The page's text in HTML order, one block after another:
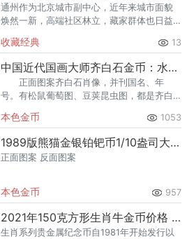
通州作为北京城市副中心，近年来城市面貌
焕然一新，高端社区林立，藏家群体也日益
爱琴海购物公园，从行政办公区到运河商务
区，关注钱币收藏的人越来越多
收藏经典 13
中国近代国画大师齐白石金币：水果、篮
正面图案齐白石肖像，并刊国名、年
号。有松鼠葡萄图、豆荚昆虫图，都是齐白
本色金币 1053
1989版熊猫金银铂钯币1/10盎司大熊猫金币
正面图案 反面图案
本色金币 957
2021年150克方形生肖牛金币价格 2021年方形生肖牛150克金币值多少钱
生肖系列贵金属纪念币自1981年开始发行以